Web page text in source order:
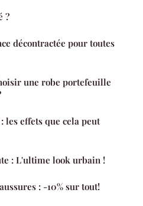
?
décontractée pour toutes
une robe portefeuille
les effets que cela peut
: L'ultime look urbain !
: -10% sur tout!